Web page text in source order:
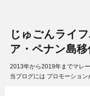
じゅごんライ
ア・ペナン島
2013年から2019年までマレ
当ブログには プロモーショ